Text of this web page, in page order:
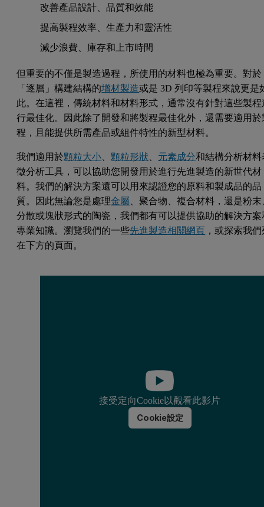
改善產品設計、品質和效能
提高製程效率、生產力和靈活性
減少浪費、庫存和上市時間
但重要的不僅是製造過程，所使用的材料也極為重要。對於
「逐層」構建結構的增材製造或是 3D 列印等製程來說更是
此。在這裡，傳統材料和材料形式，通常沒有針對這些製程
行最佳化。因此除了開發和將製程最佳化外，還需要適用於
程，且能提供所需產品或組件特性的新型材料。
我們適用於顆粒大小、顆粒形狀、 元素成分和結構分析材料
徵分析工具，可以協助您開發用於進行先進製造的新世代材
料。我們的解決方案還可以用來認證您的原料和製成品的品
質。因此無論您是處理金屬、聚合物、複合材料，還是粉末
分散或塊狀形式的陶瓷，我們都有可以提供協助的解決方案
專業知識。瀏覽我們的一些先進製造相關網頁 ，或探索我
在下方的頁面。
接受定向Cookie以觀看此影片
Cookie設定